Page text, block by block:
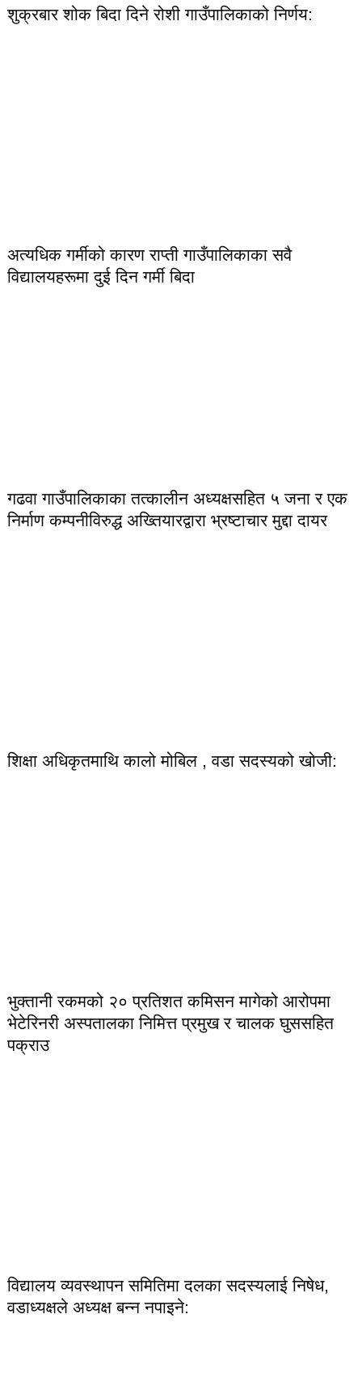
शुक्रबार शोक बिदा दिने रोशी गाउँपालिकाको निर्णय:
अत्यधिक गर्मीको कारण राप्ती गाउँपालिकाका सवै
विद्यालयहरूमा दुई दिन गर्मी बिदा
गढवा गाउँपालिकाका तत्कालीन अध्यक्षसहित ५ जना र एक
निर्माण कम्पनीविरुद्ध अख्तियारद्वारा भ्रष्टाचार मुद्दा दायर
शिक्षा अधिकृतमाथि कालो मोबिल , वडा सदस्यको खोजी:
भुक्तानी रकमको २० प्रतिशत कमिसन मागेको आरोपमा
भेटेरिनरी अस्पतालका निमित्त प्रमुख र चालक घुससहित
पक्राउ
विद्यालय व्यवस्थापन समितिमा दलका सदस्यलाई निषेध,
वडाध्यक्षले अध्यक्ष बन्न नपाइने: